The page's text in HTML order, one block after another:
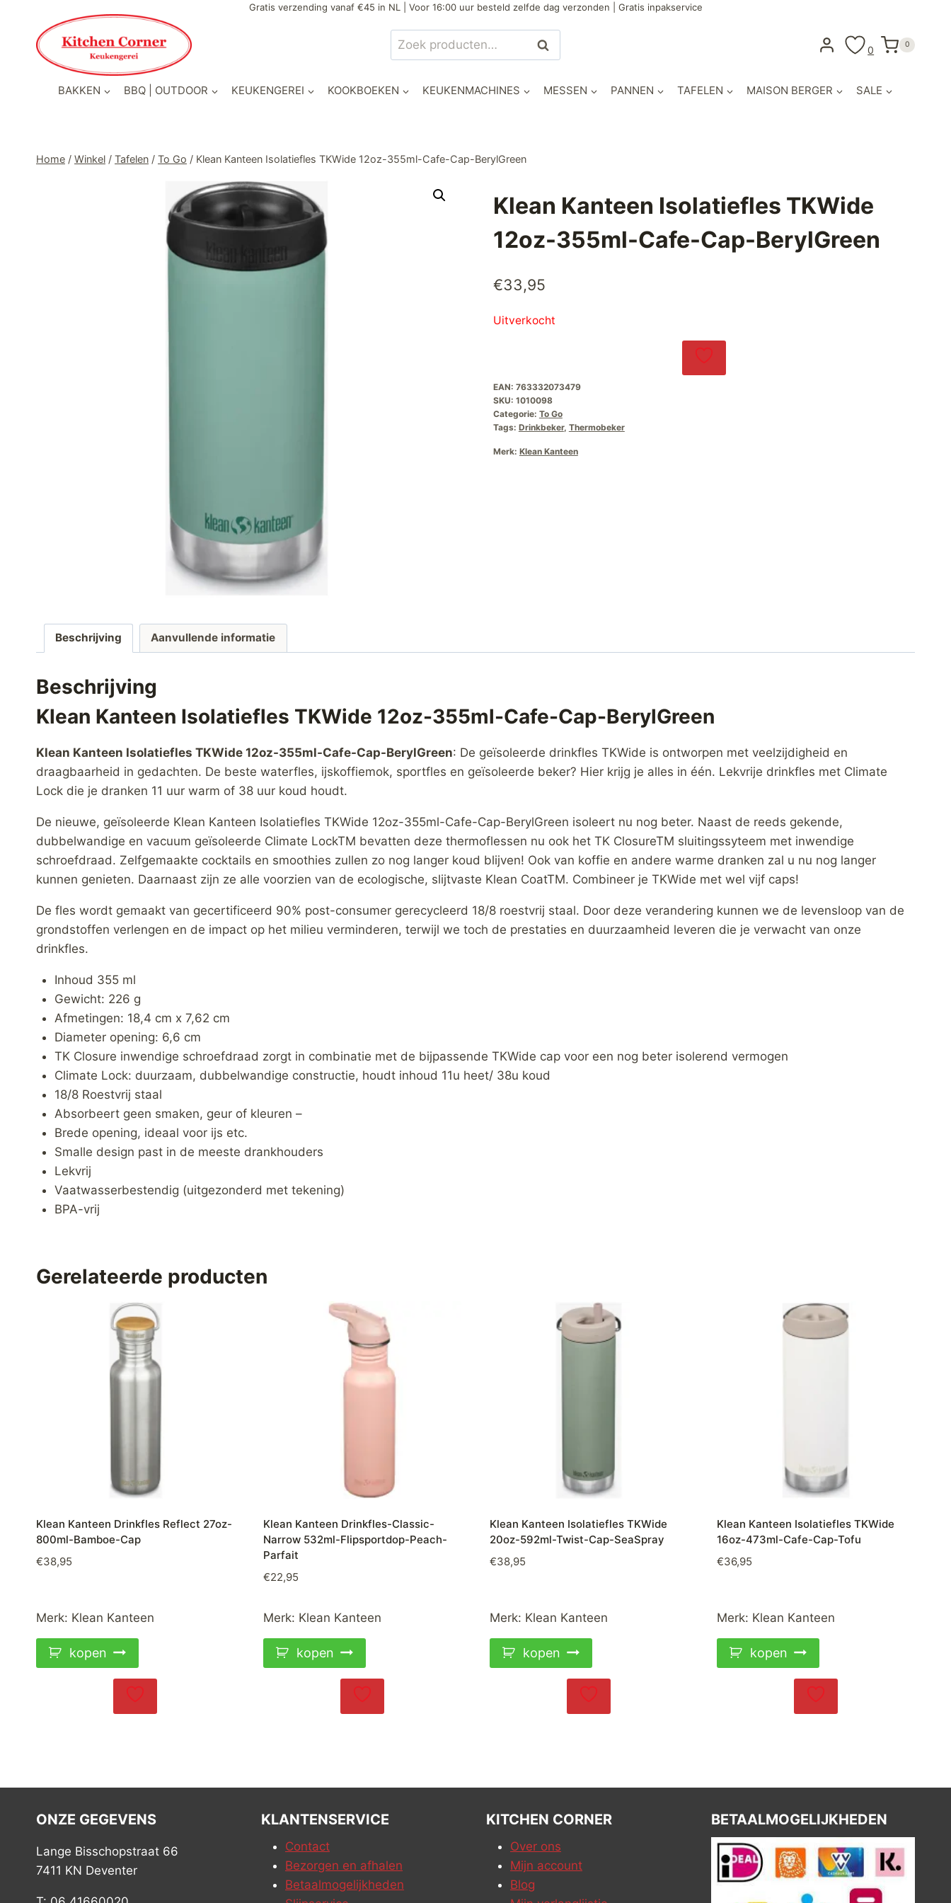
inhoud
Gratis verzending vanaf €45 in NL | Voor 16:00 uur besteld zelfde dag verzonden | Gratis inpakservice
Zoeken
naar:
Zoeken 0 0
BAKKEN BBQ | OUTDOOR KEUKENGEREI KOOKBOEKEN KEUKENMACHINES MESSEN PANNEN TAFELEN MAISON BERGER SALE
Home / Winkel / Tafelen / To Go / Klean Kanteen Isolatiefles TKWide 12oz-355ml-Cafe-Cap-BerylGreen
Klean Kanteen Isolatiefles TKWide
12oz-355ml-Cafe-Cap-BerylGreen
€33,95
Uitverkocht
EAN: 763332073479
SKU: 1010098
Categorie: To Go
Tags: Drinkbeker, Thermobeker
Merk: Klean Kanteen
Beschrijving Aanvullende informatie
Beschrijving
Klean Kanteen Isolatiefles TKWide 12oz-355ml-Cafe-Cap-BerylGreen
Klean Kanteen Isolatiefles TKWide 12oz-355ml-Cafe-Cap-BerylGreen: De geïsoleerde drinkfles TKWide is ontworpen met veelzijdigheid en
draagbaarheid in gedachten. De beste waterfles, ijskoffiemok, sportfles en geïsoleerde beker? Hier krijg je alles in één. Lekvrije drinkfles met Climate
Lock die je dranken 11 uur warm of 38 uur koud houdt.
De nieuwe, geïsoleerde Klean Kanteen Isolatiefles TKWide 12oz-355ml-Cafe-Cap-BerylGreen isoleert nu nog beter. Naast de reeds gekende,
dubbelwandige en vacuum geïsoleerde Climate LockTM bevatten deze thermoflessen nu ook het TK ClosureTM sluitingssyteem met inwendige
schroefdraad. Zelfgemaakte cocktails en smoothies zullen zo nog langer koud blijven! Ook van koffie en andere warme dranken zal u nu nog langer
kunnen genieten. Daarnaast zijn ze alle voorzien van de ecologische, slijtvaste Klean CoatTM. Combineer je TKWide met wel vijf caps!
De fles wordt gemaakt van gecertificeerd 90% post-consumer gerecycleerd 18/8 roestvrij staal. Door deze verandering kunnen we de levensloop van de
grondstoffen verlengen en de impact op het milieu verminderen, terwijl we toch de prestaties en duurzaamheid leveren die je verwacht van onze
drinkfles.
Inhoud 355 ml
Gewicht: 226 g
Afmetingen: 18,4 cm x 7,62 cm
Diameter opening: 6,6 cm
TK Closure inwendige schroefdraad zorgt in combinatie met de bijpassende TKWide cap voor een nog beter isolerend vermogen
Climate Lock: duurzaam, dubbelwandige constructie, houdt inhoud 11u heet/ 38u koud
18/8 Roestvrij staal
Absorbeert geen smaken, geur of kleuren –
Brede opening, ideaal voor ijs etc.
Smalle design past in de meeste drankhouders
Lekvrij
Vaatwasserbestendig (uitgezonderd met tekening)
BPA-vrij
Gerelateerde producten
Klean Kanteen Drinkfles Reflect 27oz-
800ml-Bamboe-Cap
€38,95
Merk: Klean Kanteen
kopen
Klean Kanteen Drinkfles-Classic-
Narrow 532ml-Flipsportdop-Peach-
Parfait
€22,95
Merk: Klean Kanteen
kopen
Klean Kanteen Isolatiefles TKWide
20oz-592ml-Twist-Cap-SeaSpray
€38,95
Merk: Klean Kanteen
kopen
Klean Kanteen Isolatiefles TKWide
16oz-473ml-Cafe-Cap-Tofu
€36,95
Merk: Klean Kanteen
kopen
ONZE GEGEVENS
Lange Bisschopstraat 66
7411 KN Deventer
KLANTENSERVICE
Contact
Bezorgen en afhalen
Betaalmogelijkheden
KITCHEN CORNER
Over ons
Mijn account
Blog
BETAALMOGELIJKHEDEN